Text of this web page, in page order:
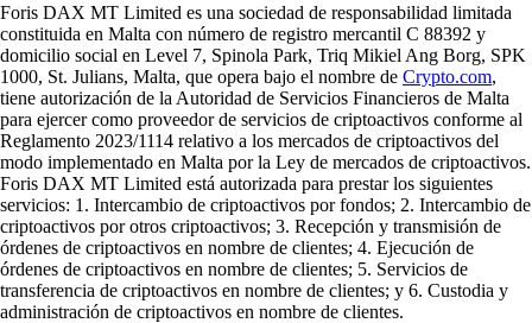
Foris DAX MT Limited es una sociedad de responsabilidad limitada
constituida en Malta con número de registro mercantil C 88392 y
domicilio social en Level 7, Spinola Park, Triq Mikiel Ang Borg, SPK
1000, St. Julians, Malta, que opera bajo el nombre de Crypto.com,
tiene autorización de la Autoridad de Servicios Financieros de Malta
para ejercer como proveedor de servicios de criptoactivos conforme al
Reglamento 2023/1114 relativo a los mercados de criptoactivos del
modo implementado en Malta por la Ley de mercados de criptoactivos.
Foris DAX MT Limited está autorizada para prestar los siguientes
servicios: 1. Intercambio de criptoactivos por fondos; 2. Intercambio de
criptoactivos por otros criptoactivos; 3. Recepción y transmisión de
órdenes de criptoactivos en nombre de clientes; 4. Ejecución de
órdenes de criptoactivos en nombre de clientes; 5. Servicios de
transferencia de criptoactivos en nombre de clientes; y 6. Custodia y
administración de criptoactivos en nombre de clientes.